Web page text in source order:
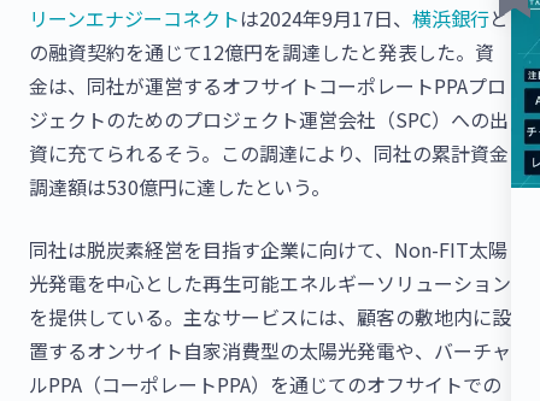
リーンエナジーコネクトは2024年9月17日、 横浜銀行と
の融資契約を通じて12億円を調達したと発表した。資
金は、同社が運営するオフサイトコーポレートPPAプロ
ジェクトのためのプロジェクト運営会社（SPC）への出
資に充てられるそう。この調達により、同社の累計資金
調達額は530億円に達したという。
同社は脱炭素経営を目指す企業に向けて、Non-FIT太陽
光発電を中心とした再生可能エネルギーソリューション
を提供している。主なサービスには、顧客の敷地内に設
置するオンサイト自家消費型の太陽光発電や、バーチャ
ルPPA（コーポレートPPA）を通じてのオフサイトでの